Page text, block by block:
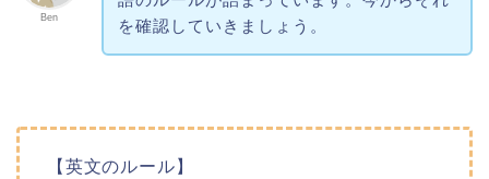
Ben
を確認していきましょう。
【英文のルール】